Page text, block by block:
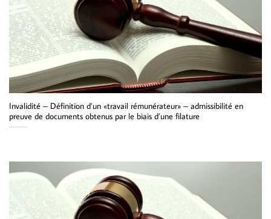
Invalidité – Définition d’un «travail rémunérateur» – admissibilité en
preuve de documents obtenus par le biais d’une filature